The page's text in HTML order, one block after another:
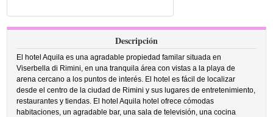
Descripción
El hotel Aquila es una agradable propiedad familar situada en
Viserbella di Rimini, en una tranquila área con vistas a la playa de
arena cercano a los puntos de interés. El hotel es fácil de localizar
desde el centro de la ciudad de Rimini y sus lugares de entretenimiento,
restaurantes y tiendas. El hotel Aquila hotel ofrece cómodas
habitaciones, un agradable bar, una sala de televisión, una cocina